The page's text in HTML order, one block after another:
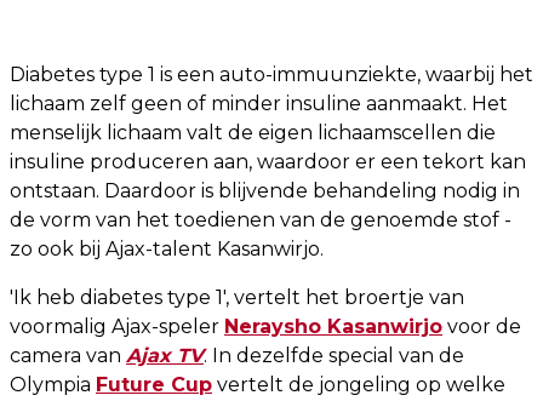
Diabetes type 1 is een auto-immuunziekte, waarbij het
lichaam zelf geen of minder insuline aanmaakt. Het
menselijk lichaam valt de eigen lichaamscellen die
insuline produceren aan, waardoor er een tekort kan
ontstaan. Daardoor is blijvende behandeling nodig in
de vorm van het toedienen van de genoemde stof -
zo ook bij Ajax-talent Kasanwirjo.
'Ik heb diabetes type 1', vertelt het broertje van
voormalig Ajax-speler Neraysho Kasanwirjo voor de
camera van Ajax TV. In dezelfde special van de
Olympia Future Cup vertelt de jongeling op welke